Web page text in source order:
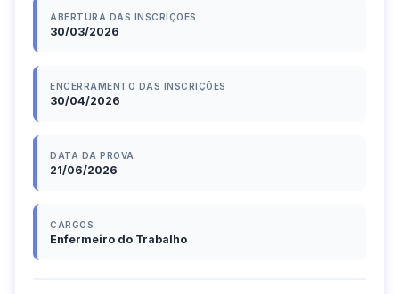
ABERTURA DAS INSCRIÇÕES
30/03/2026
ENCERRAMENTO DAS INSCRIÇÕES
30/04/2026
DATA DA PROVA
21/06/2026
CARGOS
Enfermeiro do Trabalho